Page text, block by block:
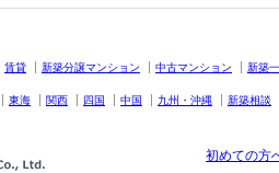
賃貸 新築分譲マンション 中古マンション
新築
東海 関西 四国 中国 九州・沖縄 新築相談
初めての方